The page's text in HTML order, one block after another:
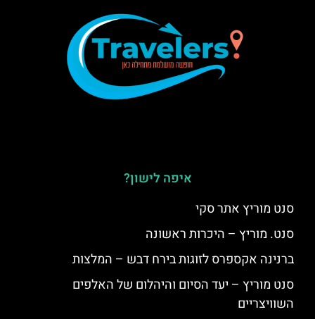
איפה לישון?
סנט מוריץ אתר סקי
סנט. מוריץ – היכרות ראשונה
ברנינה אקספרס לזוגות בירח דבש – המלצות
סנט מוריץ – יעד הסיום והיהלום של האלפים
השוויצריים